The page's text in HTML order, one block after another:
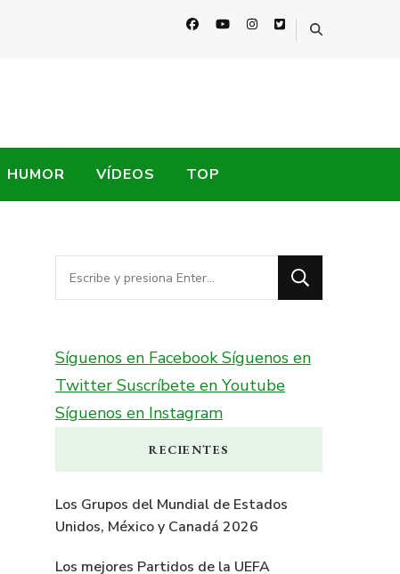
HUMOR VÍDEOS TOP
¿Buscas
algo?
Síguenos en FacebookSíguenos en
Twitter Suscríbete en Youtube
Síguenos en Instagram
RECIENTES
Los Grupos del Mundial de Estados
Unidos, México y Canadá 2026
Los mejores Partidos de la UEFA